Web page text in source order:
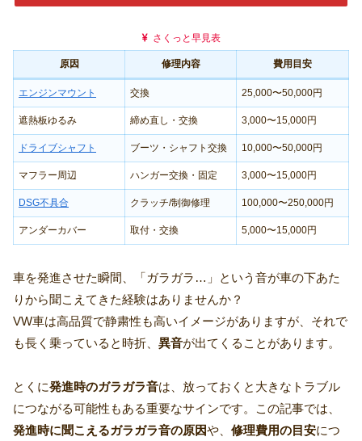
さくっと早見表
原因 修理内容 費用目安
エンジンマウント 交換 25,000〜50,000円
遮熱板ゆるみ 締め直し・交換 3,000〜15,000円
ドライブシャフト ブーツ・シャフト交換 10,000〜50,000円
マフラー周辺 ハンガー交換・固定 3,000〜15,000円
DSG不具合 クラッチ/制御修理 100,000〜250,000円
アンダーカバー 取付・交換 5,000〜15,000円
車を発進させた瞬間、「ガラガラ…」という音が車の下あた
りから聞こえてきた経験はありませんか？
VW車は高品質で静粛性も高いイメージがありますが、それで
も長く乗っていると時折、 異音が出てくることがあります。
とくに発進時のガラガラ音は、放っておくと大きなトラブル
につながる可能性もある重要なサインです。この記事では、
発進時に聞こえるガラガラ音の原因や、 修理費用の目安につ